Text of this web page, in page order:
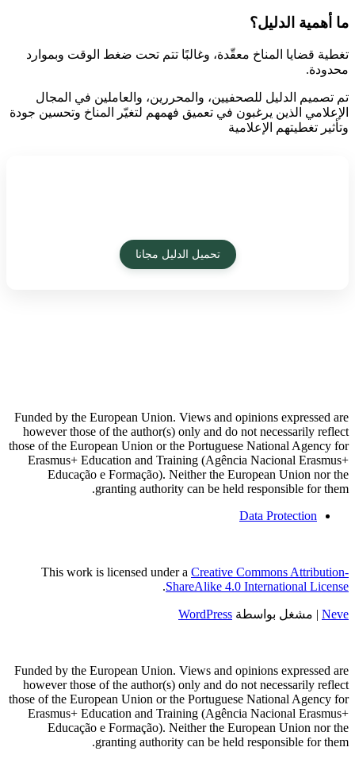
ما أهمية الدليل؟
تغطية قضايا المناخ معقّدة، وغالبًا تتم تحت ضغط الوقت وبموارد
محدودة.
تم تصميم الدليل للصحفيين، والمحررين، والعاملين في المجال
الإعلامي الذين يرغبون في تعميق فهمهم لتغيّر المناخ وتحسين جودة
وتأثير تغطيتهم الإعلامية
تحميل الدليل مجانا
Funded by the European Union. Views and opinions expressed are
however those of the author(s) only and do not necessarily reflect
those of the European Union or the Portuguese National Agency for
Erasmus+ Education and Training (Agência Nacional Erasmus+
Educação e Formação). Neither the European Union nor the
granting authority can be held responsible for them.
Data Protection
This work is licensed under a Creative Commons Attribution-
ShareAlike 4.0 International License
.
Neve | مشغل بواسطة WordPress
Funded by the European Union. Views and opinions expressed are
however those of the author(s) only and do not necessarily reflect
those of the European Union or the Portuguese National Agency for
Erasmus+ Education and Training (Agência Nacional Erasmus+
Educação e Formação). Neither the European Union nor the
granting authority can be held responsible for them.